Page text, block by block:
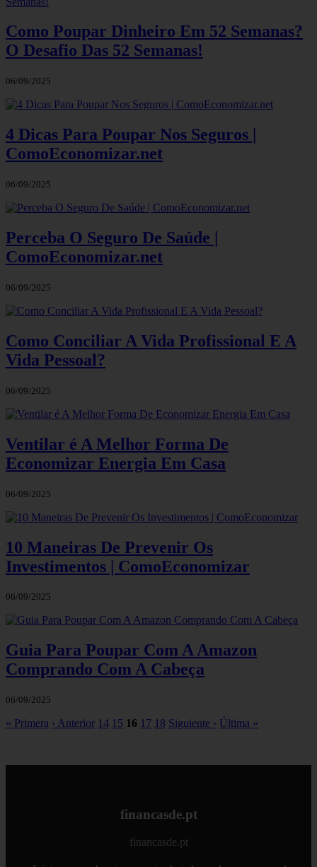
Como Poupar Dinheiro Em 52 Semanas?
O Desafio Das 52 Semanas!
06/09/2025
4 Dicas Para Poupar Nos Seguros |
ComoEconomizar.net
06/09/2025
Perceba O Seguro De Saúde |
ComoEconomizar.net
06/09/2025
Como Conciliar A Vida Profissional E A
Vida Pessoal?
06/09/2025
Ventilar é A Melhor Forma De
Economizar Energia Em Casa
06/09/2025
10 Maneiras De Prevenir Os
Investimentos | ComoEconomizar
06/09/2025
Guia Para Poupar Com A Amazon
Comprando Com A Cabeça
06/09/2025
« Primera ‹ Anterior 14 15 16 17 18 Siguiente › Última »
financasde.pt
financasde.pt